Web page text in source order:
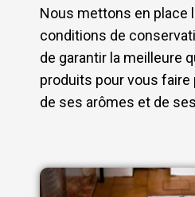
Nous mettons en place
conditions de
de garantir la meilleure
produits pour vous
de ses arômes et de